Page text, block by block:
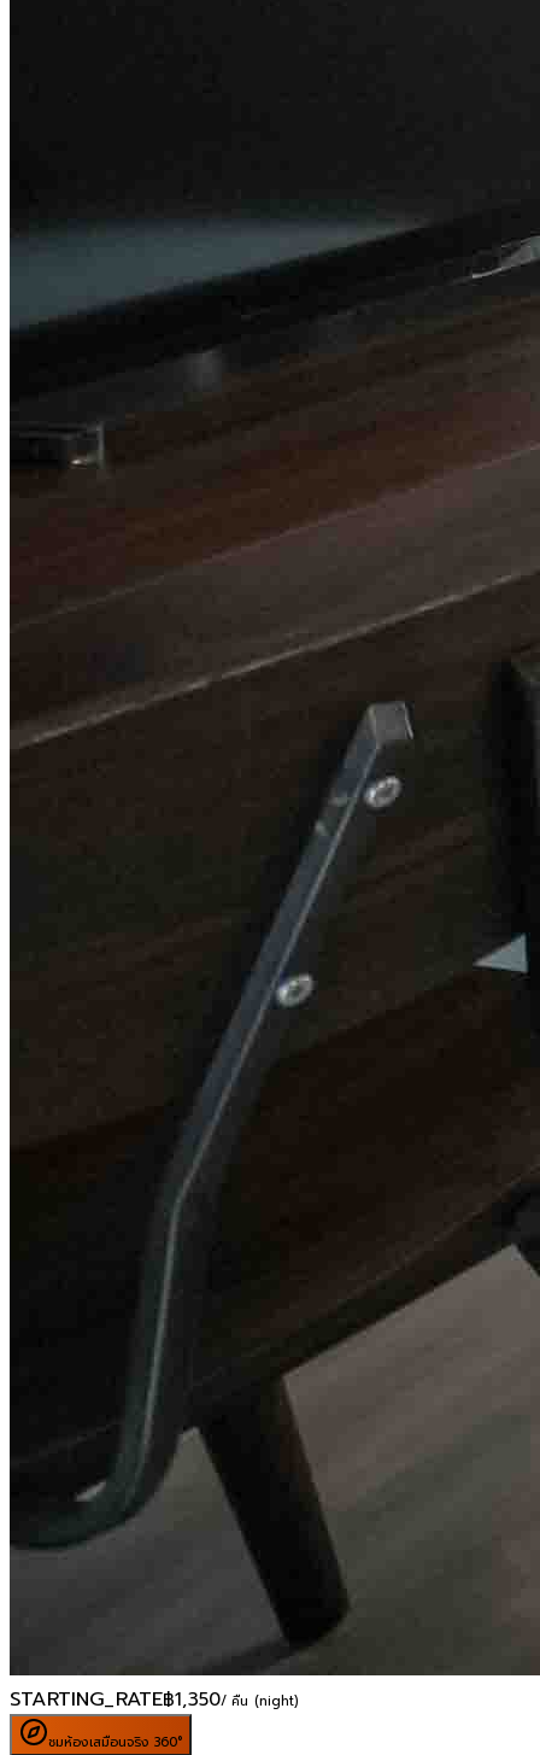
STARTING_RATE฿1,350/ คืน (night)
ชมห้องเสมือนจริง 360°